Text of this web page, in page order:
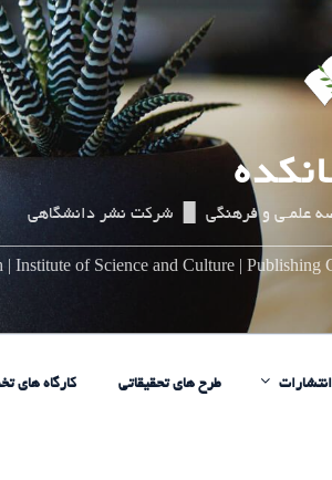
علمـی و فرهنگی ▌▐ شرکت نشر دانشگاهی
| Institute of Science and Culture | Publishing
انتشارات طرح های تحقیقاتی کارگاه های